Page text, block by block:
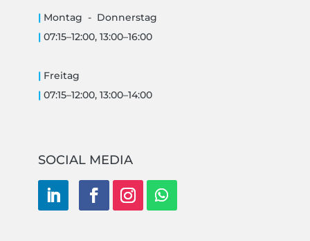
|Montag - Donnerstag
| 07:15–12:00, 13:00–16:00
| Freitag
| 07:15–12:00, 13:00–14:00
SOCIAL MEDIA